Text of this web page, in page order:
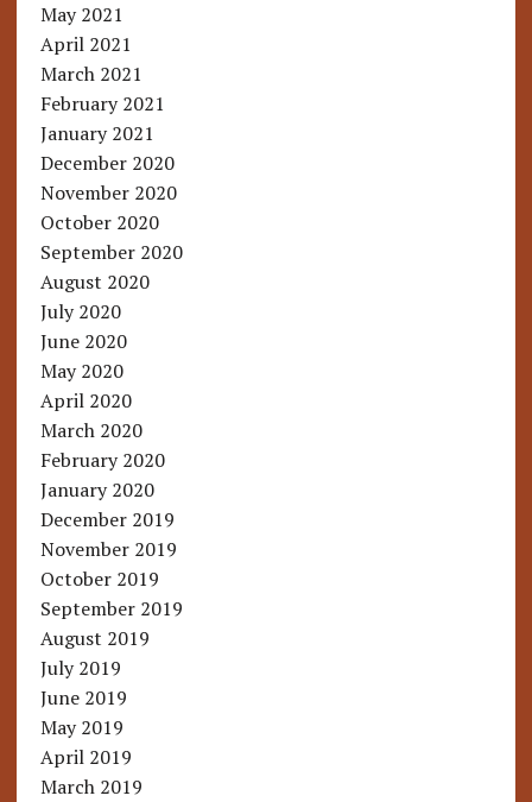
May 2021
April 2021
March 2021
February 2021
January 2021
December 2020
November 2020
October 2020
September 2020
August 2020
July 2020
June 2020
May 2020
April 2020
March 2020
February 2020
January 2020
December 2019
November 2019
October 2019
September 2019
August 2019
July 2019
June 2019
May 2019
April 2019
March 2019